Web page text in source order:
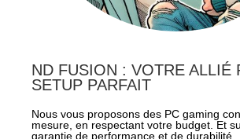
ND FUSION : VOTRE ALLIÉ
SETUP PARFAIT
Nous vous proposons des PC gaming
mesure, en respectant votre budget. Et
garantie de performance et de durabilité.